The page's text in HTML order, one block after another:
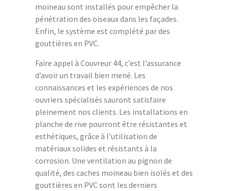
moineau sont installés pour empêcher la
pénétration des oiseaux dans les façades.
Enfin, le système est complété par des
gouttières en PVC.
Faire appel à Couvreur 44, c’est l’assurance
d’avoir un travail bien mené. Les
connaissances et les expériences de nos
ouvriers spécialisés sauront satisfaire
pleinement nos clients. Les installations en
planche de rive pourront être résistantes et
esthétiques, grâce à l’utilisation de
matériaux solides et résistants à la
corrosion. Une ventilation au pignon de
qualité, des caches moineau bien isolés et des
gouttières en PVC sont les derniers